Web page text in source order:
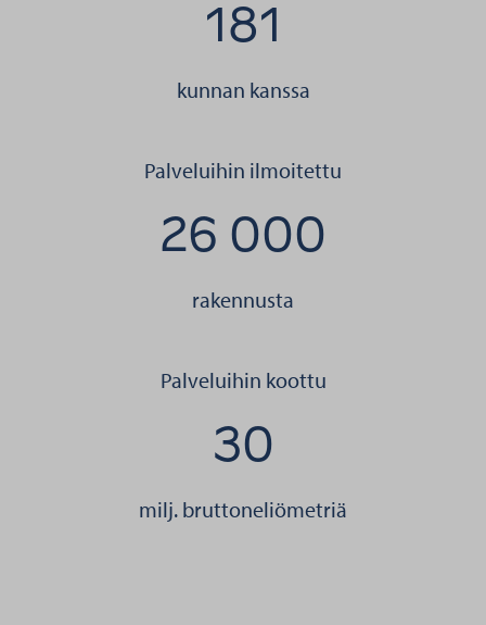
181
kunnan kanssa
Palveluihin ilmoitettu
26 000
rakennusta
Palveluihin koottu
30
milj. bruttoneliömetriä